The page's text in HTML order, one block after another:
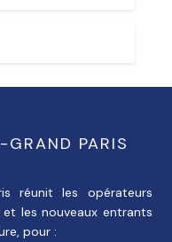
GRAND PARIS
réunit les opérateurs
les nouveaux entrants
pour :